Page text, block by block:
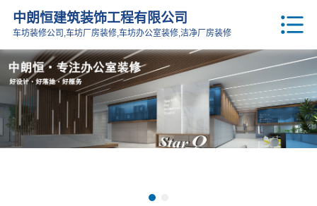
中朗恒建筑装饰工程有限公司
车坊装修公司,车坊厂房装修,车坊办公室装修,洁净厂房装修